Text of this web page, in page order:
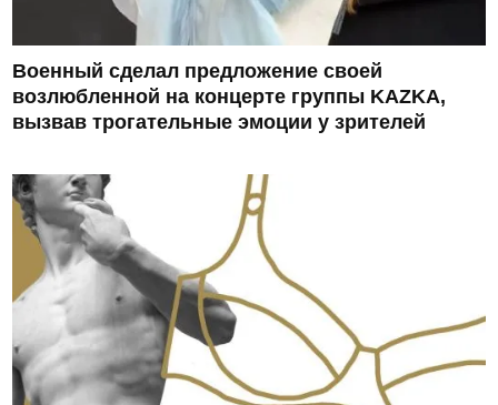
Военный сделал предложение своей
возлюбленной на концерте группы KAZKA,
вызвав трогательные эмоции у зрителей